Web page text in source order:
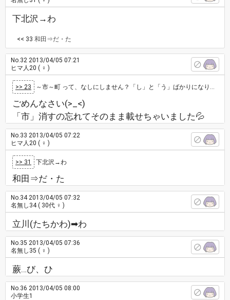
下北沢→わ
<< 33 和田⇒だ・た
No.32 2013/04/05 07:21
ヒマ人20 ( ♀ )
>> 23 ～市～町 って、なしにしません？「し」と「う」ばかりになり、キリがないとおもいますがどうですか？ 新宿 く
ごめんなさい(>_<)
「市」消すの忘れてそのまま載せちゃいました💦
No.33 2013/04/05 07:22
ヒマ人20 ( ♀ )
>> 31 下北沢→わ
和田⇒だ・た
No.342013/04/05 07:32
名無し34( 30代 ♀ )
立川(たちかわ)➡わ
No.35 2013/04/05 07:36
名無し35 ( ♀ )
蕨…び、ひ
No.36 2013/04/05 08:00
小学生1